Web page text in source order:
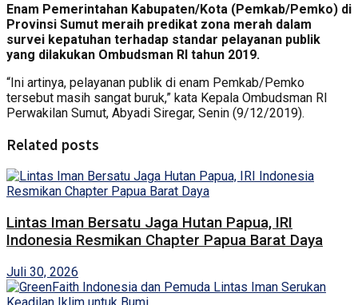
Enam Pemerintahan Kabupaten/Kota (Pemkab/Pemko) di
Provinsi Sumut meraih predikat zona merah dalam
survei kepatuhan terhadap standar pelayanan publik
yang dilakukan Ombudsman RI tahun 2019.
“Ini artinya, pelayanan publik di enam Pemkab/Pemko
tersebut masih sangat buruk,” kata Kepala Ombudsman RI
Perwakilan Sumut, Abyadi Siregar, Senin (9/12/2019).
Related posts
Lintas Iman Bersatu Jaga Hutan Papua, IRI
Indonesia Resmikan Chapter Papua Barat Daya
Juli 30, 2026